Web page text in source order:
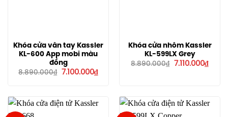
Khóa cửa vân tay Kassler
KL-600 App mobi màu
đồng
8.890.000₫
Giá
7.100.000₫Giá
7.100.000₫.
Khóa cửa nhôm Kassler
KL-599LX Grey
8.890.000₫
Giá
7.110.000₫Giá